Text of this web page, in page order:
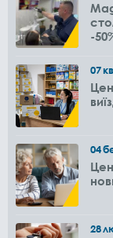
-
07
04
28